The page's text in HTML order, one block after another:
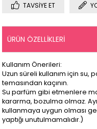
TAVSIYE ET
ÜRÜN ÖZELLIKLERI
Kullanım Önerileri:
Uzun süreli kullanım için su,
temasından kaçının.
Su parfüm gibi etmenlere
kararma, bozulma olmaz.
kullanmaya uygun olması
yaptığı unutulmamalıdır.)